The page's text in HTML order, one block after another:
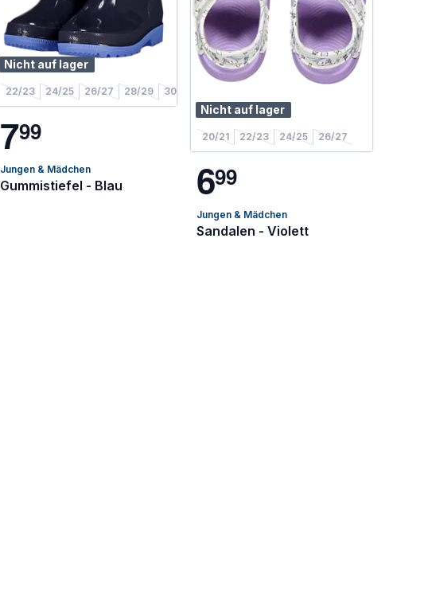
Nicht auf lager
22/23 24/25 26/27 28/29 30/31
799
Jungen & Mädchen
Gummistiefel - Blau
Nicht auf lager
20/21 22/23 24/25 26/27
699
Jungen & Mädchen
Sandalen - Violett